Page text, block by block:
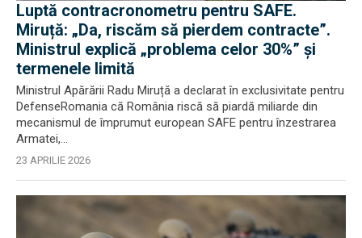
Luptă contracronometru pentru SAFE.
Miruță: „Da, riscăm să pierdem contracte”.
Ministrul explică „problema celor 30%” și
termenele limită
Ministrul Apărării Radu Miruță a declarat în exclusivitate pentru
DefenseRomania că România riscă să piardă miliarde din
mecanismul de împrumut european SAFE pentru înzestrarea
Armatei,...
23 APRILIE 2026